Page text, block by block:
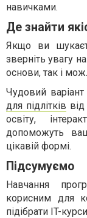
навичками.
Де знайти
Якщо ви
зверніть увагу
основи, так і
Чудовий
для підлітків
освіту,
допоможуть
цікавій формі.
Підсумуємо
Навчання
корисним для
підібрати IT-